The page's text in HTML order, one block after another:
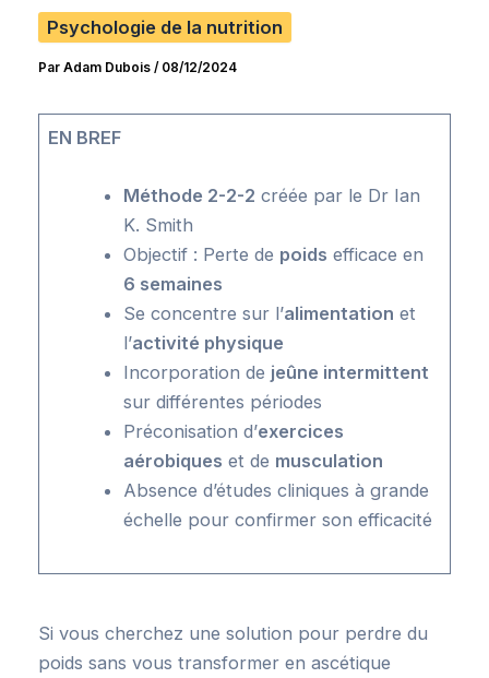
Psychologie de la nutrition
Par Adam Dubois / 08/12/2024
EN BREF
Méthode 2-2-2 créée par le Dr Ian
K. Smith
Objectif : Perte de poids efficace en
6 semaines
Se concentre sur l’alimentation et
l’activité physique
Incorporation de jeûne intermittent
sur différentes périodes
Préconisation d’exercices
aérobiques et de musculation
Absence d’études cliniques à grande
échelle pour confirmer son efficacité
Si vous cherchez une solution pour perdre du
poids sans vous transformer en ascétique